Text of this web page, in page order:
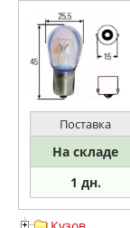
Поставка
На складе
1 дн.